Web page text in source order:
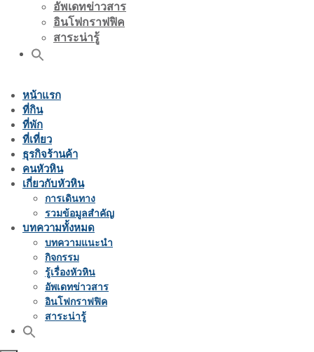
อัพเดทข่าวสาร
อินโฟกราฟฟิค
สาระน่ารู้
หน้าแรก
ที่กิน
ที่พัก
ที่เที่ยว
ธุรกิจร้านค้า
คนหัวหิน
เกี่ยวกับหัวหิน
การเดินทาง
รวมข้อมูลสำคัญ
บทความทั้งหมด
บทความแนะนำ
กิจกรรม
รู้เรื่องหัวหิน
อัพเดทข่าวสาร
อินโฟกราฟฟิค
สาระน่ารู้